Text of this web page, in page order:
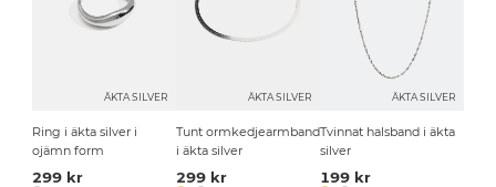
ÄKTA SILVER
Ring i äkta silver i
ojämn form
299 kr
ÄKTA SILVER
Tunt ormkedjearmband
i äkta silver
299 kr
ÄKTA SILVER
Tvinnat halsband i äkta
silver
199 kr